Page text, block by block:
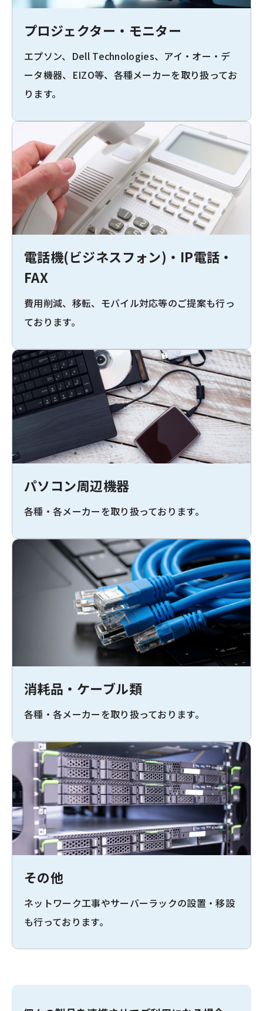
プロジェクター・モニター
エプソン、Dell Technologies、アイ・オー・デ
ータ機器、EIZO等、各種メーカーを取り扱ってお
ります。
電話機(ビジネスフォン)・IP電話・
FAX
費用削減、移転、モバイル対応等のご提案も行っ
ております。
パソコン周辺機器
各種・各メーカーを取り扱っております。
消耗品・ケーブル類
各種・各メーカーを取り扱っております。
その他
ネットワーク工事やサーバーラックの設置・移設
も行っております。